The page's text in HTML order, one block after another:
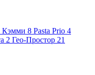
Кэмми 8 Pasta Prio 4
2 Гео-Простор 21